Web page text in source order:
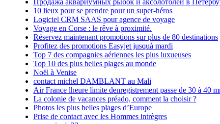
10 lieux pour se prendre pour un super-héros
Logiciel CRM SAAS pour agence de voyage
Voyage en Corse : le rêve à proximité.
Réservez maintenant promotions sur plus de 80 destinations
Profitez des promotions Easyjet jusquà mardi
Top 7 des compagnies aériennes les plus luxueuses
Top 10 des plus belles plages au monde
Noël à Venise
contact michel DAMBLANT au Mali
Air France lheure limite denregistrement passe de 30 à 40
La colonie de vacances préado, comment la choisir ?
Photos les plus belles plages d’Europe
Prise de contact avec les Hommes intrègres